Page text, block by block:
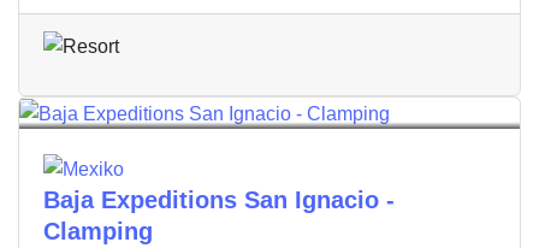
Baja Expeditions San Ignacio -
Clamping